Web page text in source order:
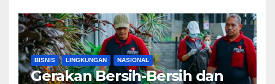
BISNIS LINGKUNGAN NASIONAL
Gerakan Bersih-Bersih dan